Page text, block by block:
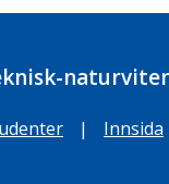
| Innsida